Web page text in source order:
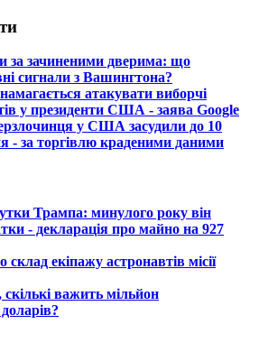
за зачиненими дверима: що
сигнали з Вашингтона?
атакувати виборчі
у президенти США - заява Google
у США засудили до 10
- за торгівлю краденими даними
Трампа: минулого року він
- декларація про майно на 927
екіпажу астронавтів місії
важить мільйон